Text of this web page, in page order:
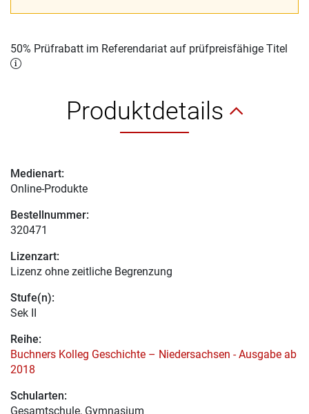
50% Prüfrabatt im Referendariat auf prüfpreisfähige Titel
Produktdetails
Medienart:
Online-Produkte
Bestellnummer:
320471
Lizenzart:
Lizenz ohne zeitliche Begrenzung
Stufe(n):
Sek II
Reihe:
Buchners Kolleg Geschichte – Niedersachsen - Ausgabe ab
2018
Schularten:
Gesamtschule, Gymnasium